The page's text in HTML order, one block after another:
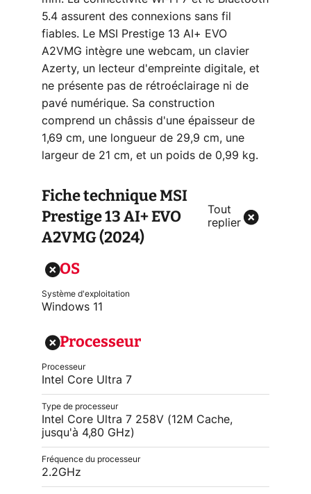
5.4 assurent des connexions sans fil
fiables. Le MSI Prestige 13 AI+ EVO
A2VMG intègre une webcam, un clavier
Azerty, un lecteur d'empreinte digitale, et
ne présente pas de rétroéclairage ni de
pavé numérique. Sa construction
comprend un châssis d'une épaisseur de
1,69 cm, une longueur de 29,9 cm, une
largeur de 21 cm, et un poids de 0,99 kg.
Fiche techniqueMSI
Prestige 13 AI+ EVO
A2VMG (2024)
Tout
replier
OS
Système d'exploitation
Windows 11
Processeur
Processeur
Intel Core Ultra 7
Type de processeur
Intel Core Ultra 7 258V (12M Cache,
jusqu'à 4,80 GHz)
Fréquence du processeur
2.2GHz